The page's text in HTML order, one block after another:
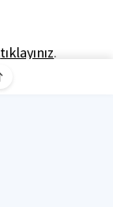
tıklayınız.